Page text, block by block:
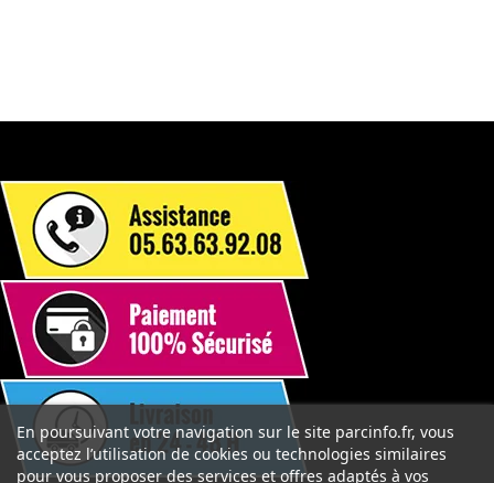
En poursuivant votre navigation sur le site parcinfo.fr, vous
acceptez l’utilisation de cookies ou technologies similaires
pour vous proposer des services et offres adaptés à vos